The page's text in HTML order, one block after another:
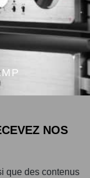
NOS
que des contenus